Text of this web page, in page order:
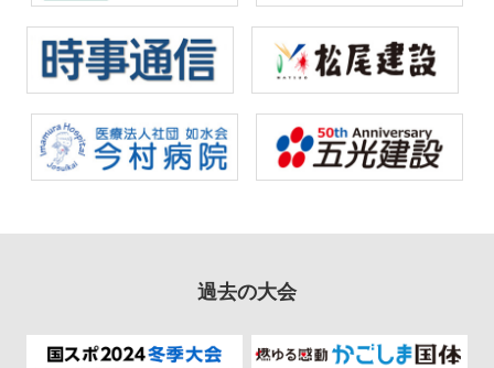
過去の大会